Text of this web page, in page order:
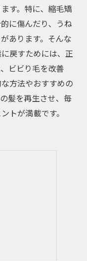
す。特に、縮毛矯
に傷んだり、うね
あります。そんな
戻すためには、正
ビビり毛を改善
方法やおすすめの
髪を再生させ、毎
トが満載です。